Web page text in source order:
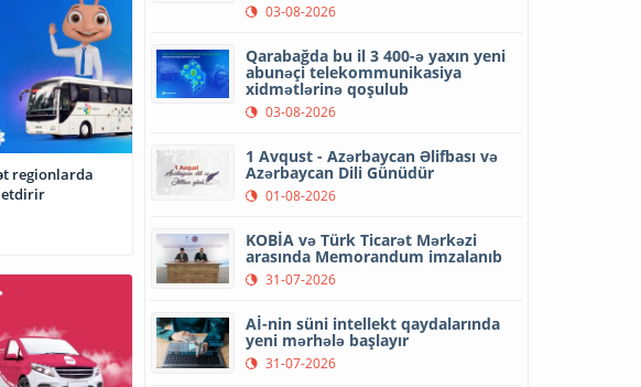
regionlarda
etdirir
03-08-2026
Qarabağda bu il 3 400-ə yaxın yeni
abunəçi telekommunikasiya
xidmətlərinə qoşulub
03-08-2026
1 Avqust - Azərbaycan Əlifbası və
Azərbaycan Dili Günüdür
01-08-2026
KOBİA və Türk Ticarət Mərkəzi
arasında Memorandum imzalanıb
31-07-2026
Aİ-nin süni intellekt qaydalarında
yeni mərhələ başlayır
31-07-2026